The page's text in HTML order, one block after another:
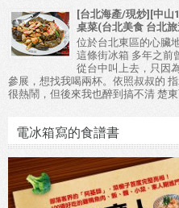
[台北海產/現炒][中山
桌菜(台北美食 台北
位於台北東區的心臟
這條街冰箱 多年之前
從台中叫上去，只因
參展，想找我喝兩杯。依照叔叔的
很熱鬧，但後來我也醉到搞不清 楚東
電冰箱寫的食譜書